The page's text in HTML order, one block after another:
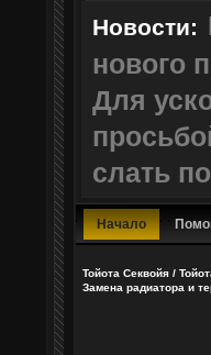
Новости:
нового
Для
слать
Начало
Тойота Секвойя /
Замена радиатора и